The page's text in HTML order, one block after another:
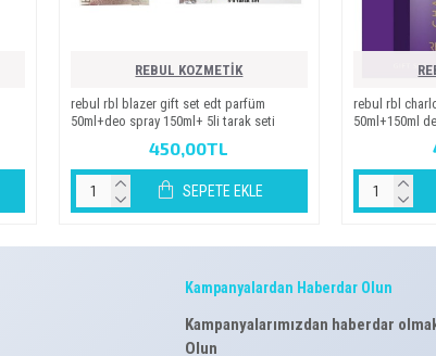
REBUL KOZMETİK
rebul rbl blazer gi̇ft set edt parfüm
50ml+deo spray 150ml+ 5li̇ tarak seti̇
450,00TL
SEPETE EKLE
rebul rbl
50ml+150ml
Kampanyalardan Haberdar Olun
Kampanyalarımızdan haberdar
Olun